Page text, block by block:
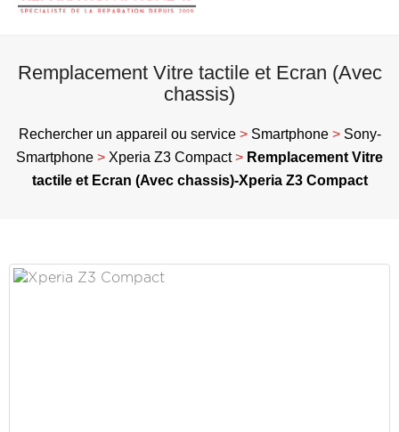
Remplacement Vitre tactile et Ecran (Avec
chassis)
Rechercher un appareil ou service> Smartphone> Sony-
Smartphone > Xperia Z3 Compact> Remplacement Vitre
tactile et Ecran (Avec chassis)-Xperia Z3 Compact